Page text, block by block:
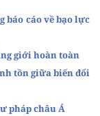
báo cáo về bạo lực
giới hoàn toàn
tồn giữa biến đổi
pháp châu Á